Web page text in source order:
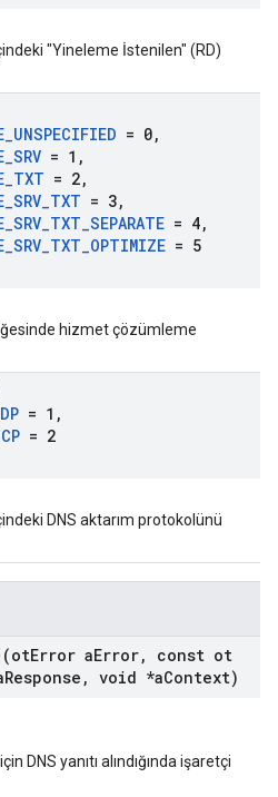
"Yineleme İstenilen" (RD)
_UNSPECIFIED = 0,
_SRV = 1 ,
_TXT = 2,
_SRV_TXT = 3,
_SRV_TXT_SEPARATE = 4,
_SRV_TXT_OPTIMIZE = 5
hizmet çözümleme
= 1 ,
= 2
DNS aktarım protokolünü
Error aError,
const ot
Response , void *aContext)
DNS yanıtı alındığında işaretçi